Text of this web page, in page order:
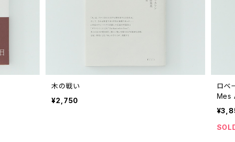
木の戦い
¥2,750
ロベ
Mes